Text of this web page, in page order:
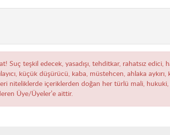
Suç teşkil edecek, yasadışı, tehditkar, rahatsız edici,
küçük düşürücü, kaba, müstehcen, ahlaka
niteliklerde içeriklerden doğan her türlü mali,
Üye/Üyeler’e aittir.